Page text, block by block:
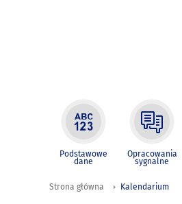
Podstawowe
dane
Opracowania
sygnalne
Strona główna Kalendarium